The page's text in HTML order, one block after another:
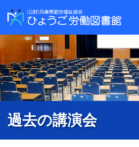
過去の講演会